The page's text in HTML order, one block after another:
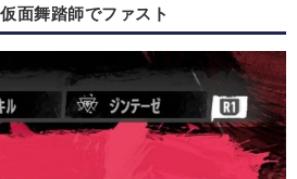
面舞踏師でファスト